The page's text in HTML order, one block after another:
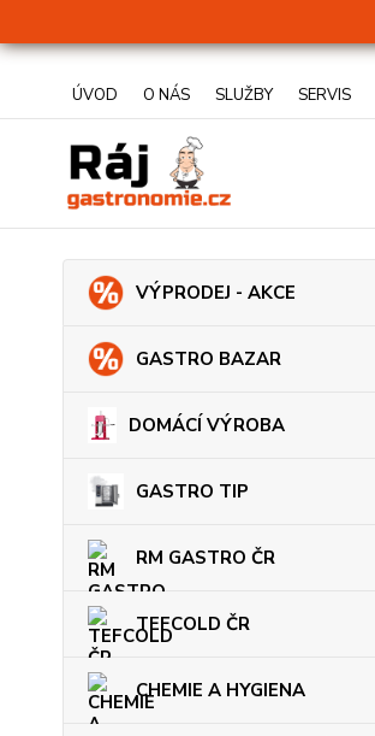
ÚVOD O NÁS SLUŽBY SERVIS
VÝPRODEJ - AKCE
GASTRO BAZAR
DOMÁCÍ VÝROBA
GASTRO TIP
RM GASTRO ČR
TEFCOLD ČR
CHEMIE A HYGIENA